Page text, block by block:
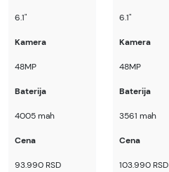
6.1"
Kamera
48MP
Baterija
4005 mah
Cena
93.990 RSD
6.1"
Kamera
48MP
Baterija
3561 mah
Cena
103.990 RSD